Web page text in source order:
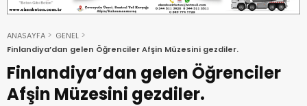
ANASAYFA
GENEL
Finlandiya’dan gelen Öğrenciler Afşin Müzesini gezdiler.
Finlandiya’dan gelen Öğrenciler
Afşin Müzesini gezdiler.